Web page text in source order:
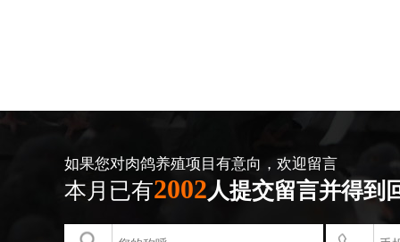
如果您对肉鸽养殖项目有意向，欢迎留言
本月已有2002人提交留言并得到